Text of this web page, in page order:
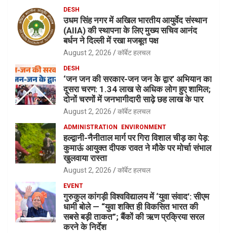
DESH
उधम सिंह नगर में अखिल भारतीय आयुर्वेद संस्थान
(AIIA) की स्थापना के लिए मुख्य सचिव आनंद
बर्धन ने दिल्ली में रखा मजबूत पक्ष
August 2, 2026 कॉर्बेट हलचल
DESH
‘जन जन की सरकार-जन जन के द्वार’ अभियान का
दूसरा चरण: 1.34 लाख से अधिक लोग हुए शामिल;
दोनों चरणों में जनभागीदारी साढ़े छह लाख के पार
August 2, 2026 कॉर्बेट हलचल
ADMINISTRATION ENVIRONMENT
हल्द्वानी-नैनीताल मार्ग पर गिरा विशाल चीड़ का पेड़:
कुमाऊं आयुक्त दीपक रावत ने मौके पर मोर्चा संभाल
खुलवाया रास्ता
August 2, 2026 कॉर्बेट हलचल
EVENT
गुरुकुल कांगड़ी विश्वविद्यालय में ‘युवा संवाद’: सीएम
धामी बोले — “युवा शक्ति ही विकसित भारत की
सबसे बड़ी ताकत”; बैंकों की ऋण प्रक्रिया सरल
करने के निर्देश